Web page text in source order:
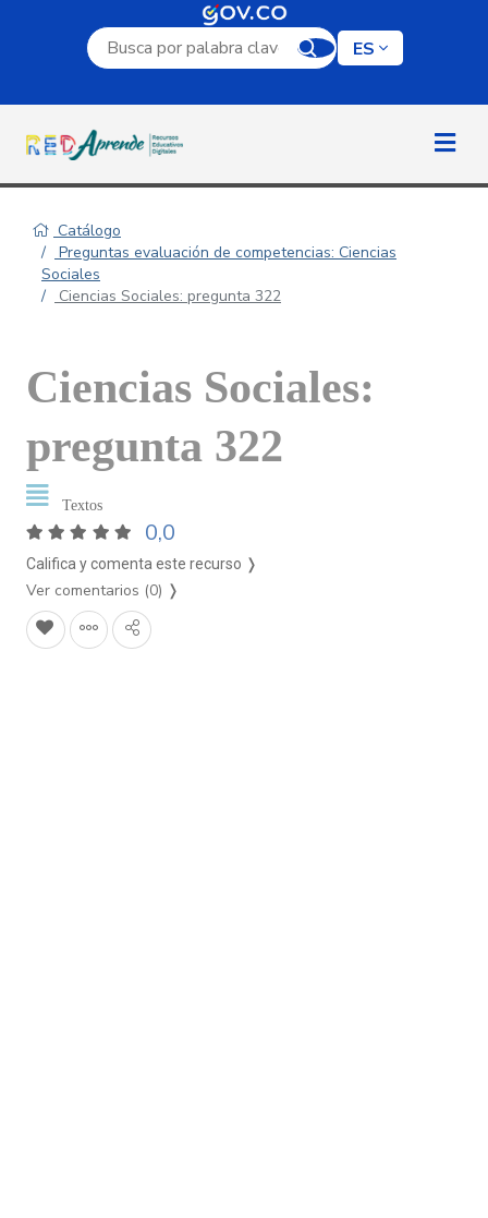
Campo de búsqueda por palabra clave
ES
Catálogo
Preguntas evaluación de competencias: Ciencias
Sociales
Ciencias Sociales: pregunta 322
Ciencias Sociales:
pregunta 322
Textos
0,0
Califica y comenta este recurso ❭
Ver comentarios (0) ❭